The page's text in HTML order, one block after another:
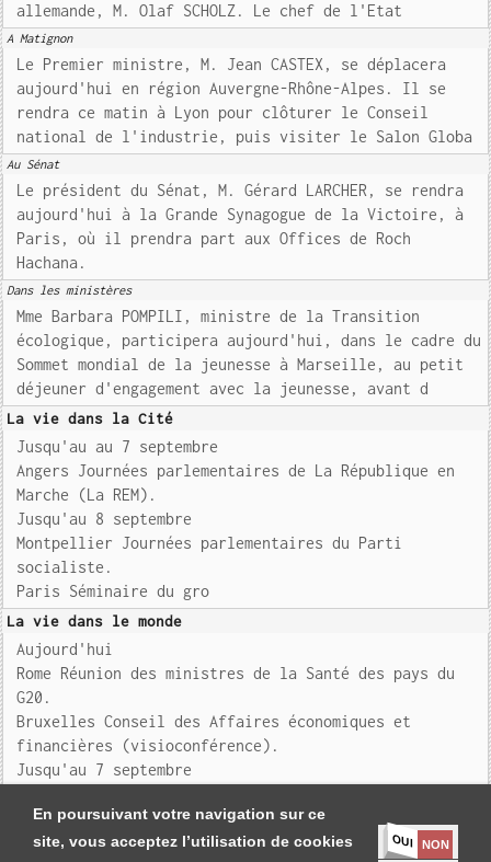
En poursuivant votre navigation sur ce
site, vous acceptez l’utilisation de cookies
OUI NON
allemande, M. Olaf SCHOLZ. Le chef de l'Etat
A Matignon
Le Premier ministre, M. Jean CASTEX, se déplacera
aujourd'hui en région Auvergne-Rhône-Alpes. Il se
rendra ce matin à Lyon pour clôturer le Conseil
national de l'industrie, puis visiter le Salon Globa
Au Sénat
Le président du Sénat, M. Gérard LARCHER, se rendra
aujourd'hui à la Grande Synagogue de la Victoire, à
Paris, où il prendra part aux Offices de Roch
Hachana.
Dans les ministères
Mme Barbara POMPILI, ministre de la Transition
écologique, participera aujourd'hui, dans le cadre du
Sommet mondial de la jeunesse à Marseille, au petit
déjeuner d'engagement avec la jeunesse, avant d
La vie dans la Cité
Jusqu'au au 7 septembre
Angers Journées parlementaires de La République en
Marche (La REM).
Jusqu'au 8 septembre
Montpellier Journées parlementaires du Parti
socialiste.
Paris Séminaire du gro
La vie dans le monde
Aujourd'hui
Rome Réunion des ministres de la Santé des pays du
G20.
Bruxelles Conseil des Affaires économiques et
financières (visioconférence).
Jusqu'au 7 septembre